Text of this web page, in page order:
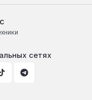
сетях